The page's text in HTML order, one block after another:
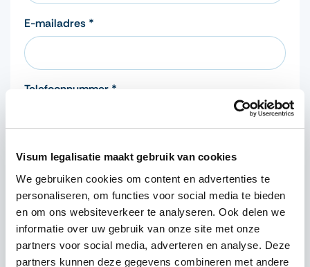
Visum legalisatie maakt gebruik van cookies
We gebruiken cookies om content en advertenties te
personaliseren, om functies voor social media te bieden
en om ons websiteverkeer te analyseren. Ook delen we
informatie over uw gebruik van onze site met onze
partners voor social media, adverteren en analyse. Deze
partners kunnen deze gegevens combineren met andere
E-mailadres *
Telefoonnummer *
Bericht of vraag *